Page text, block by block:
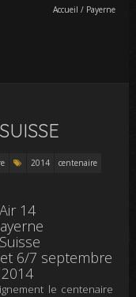
Accueil / Payerne
2014
centenaire
Air 14
Suisse
6/7 septembre
2014
le centenaire